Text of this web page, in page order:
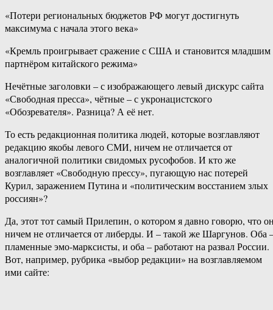
«Потери региональных бюджетов РФ могут достигнуть
максимума с начала этого века»
«Кремль проигрывает сражение с США и становится младшим
партнёром китайского режима»
Нечётные заголовки – с изображающего левый дискурс сайта
«Свободная пресса», чётные – с укронацистского
«Обозревателя». Разница? А её нет.
То есть редакционная политика людей, которые возглавляют
редакцию якобы левого СМИ, ничем не отличается от
аналогичной политики свидомых русофобов. И кто же
возглавляет «Свободную прессу», пугающую нас потерей
Курил, заражением Путина и «политическим восстанием злых
россиян»?
Да, этот тот самый Прилепин, о котором я давно говорю, что
ничем не отличается от либерды. И – такой же Шаргунов. Оба
пламенные эмо-марксисты, и оба – работают на развал России.
Вот, например, рубрика «выбор редакции» на возглавляемом
ими сайте: